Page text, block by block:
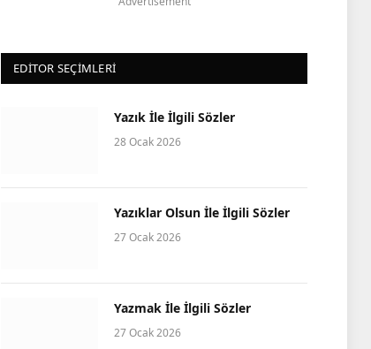
EDITOR SEÇIMLERI
Yazık İle İlgili Sözler
28 Ocak 2026
Yazıklar Olsun İle İlgili Sözler
27 Ocak 2026
Yazmak İle İlgili Sözler
27 Ocak 2026